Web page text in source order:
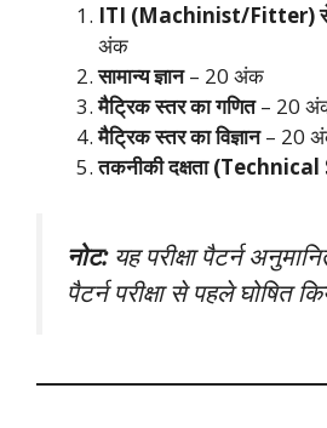
ITI (Machinist/Fitter) से
अंक
सामान्य ज्ञान– 20 अंक
मैट्रिक स्तर का गणित– 20
मैट्रिक स्तर का विज्ञान– 20
तकनीकी दक्षता
नोट:यह परीक्षा पैटर्न
पैटर्न परीक्षा से पहले घोषित